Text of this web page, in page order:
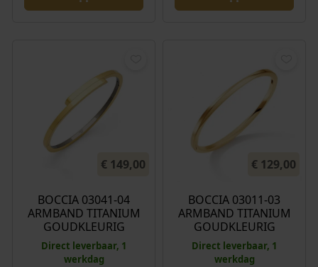
€ 149,00
BOCCIA 03041-04
ARMBAND TITANIUM
GOUDKLEURIG
Direct leverbaar, 1
werkdag
€ 129,00
BOCCIA 03011-03
ARMBAND TITANIUM
GOUDKLEURIG
Direct leverbaar, 1
werkdag